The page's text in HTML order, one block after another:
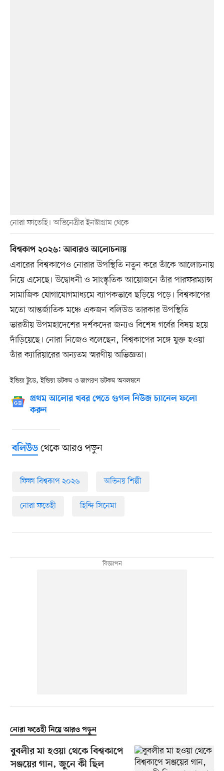
নোরা ফাতেহি। অভিনেত্রীর ইনস্টাগ্রাম থেকে
বিশ্বকাপ ২০২৬: আবারও আলোচনায়
এবারের বিশ্বকাপেও নোরার উপস্থিতি নতুন করে তাঁকে আলোচনায়
নিয়ে এসেছে। উদ্বোধনী ও সাংস্কৃতিক আয়োজনে তাঁর পারফরম্যান্স
সামাজিক যোগাযোগমাধ্যমে ব্যাপকভাবে ছড়িয়ে পড়ে। বিশ্বকাপের
মতো আন্তর্জাতিক মঞ্চে একজন বলিউড তারকার উপস্থিতি
ভারতীয় উপমহাদেশের দর্শকদের জন্যও বিশেষ গর্বের বিষয় হয়ে
দাঁড়িয়েছে। নোরা নিজেও বলেছেন, বিশ্বকাপের সঙ্গে যুক্ত হওয়া
তাঁর ক্যারিয়ারের অন্যতম স্মরণীয় অভিজ্ঞতা।
ইন্ডিয়া টুডে, ইন্ডিয়া ডটকম ও জাগরণ ডটকম অবলম্বনে
প্রথম আলোর খবর পেতে গুগল নিউজ চ্যানেল ফলো
করুন
বলিউডথেকে আরও পড়ুন
ফিফা বিশ্বকাপ ২০২৬ অভিনয় শিল্পী
নোরা ফতেহী হিন্দি সিনেমা
নোরা ফতেহী নিয়ে আরও পড়ুন
বুবলীর মা হওয়া থেকে বিশ্বকাপে
সঞ্জয়ের গান, জুনে কী ছিল